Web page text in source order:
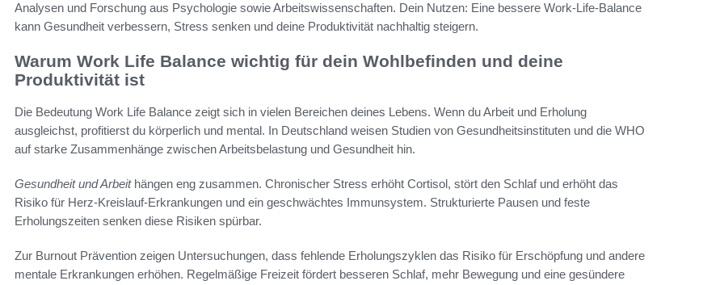
Analysen und Forschung aus Psychologie sowie Arbeitswissenschaften. Dein Nutzen: Eine bessere Work-Life-Balance
kann Gesundheit verbessern, Stress senken und deine Produktivität nachhaltig steigern.
Warum Work Life Balance wichtig für dein Wohlbefinden und deine
Produktivität ist
Die Bedeutung Work Life Balance zeigt sich in vielen Bereichen deines Lebens. Wenn du Arbeit und Erholung
ausgleichst, profitierst du körperlich und mental. In Deutschland weisen Studien von Gesundheitsinstituten und die WHO
auf starke Zusammenhänge zwischen Arbeitsbelastung und Gesundheit hin.
Gesundheit und Arbeithängen eng zusammen. Chronischer Stress erhöht Cortisol, stört den Schlaf und erhöht das
Risiko für Herz-Kreislauf-Erkrankungen und ein geschwächtes Immunsystem. Strukturierte Pausen und feste
Erholungszeiten senken diese Risiken spürbar.
Zur Burnout Prävention zeigen Untersuchungen, dass fehlende Erholungszyklen das Risiko für Erschöpfung und andere
mentale Erkrankungen erhöhen. Regelmäßige Freizeit fördert besseren Schlaf, mehr Bewegung und eine gesündere